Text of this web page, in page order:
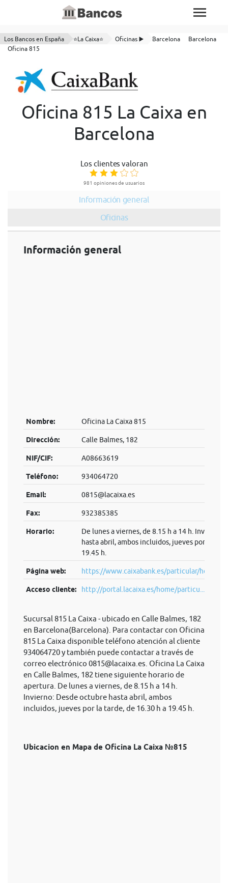
Los Bancos en España ⭐La Caixa⭐ Oficinas ▶️ Barcelona
Barcelona
Oficina 815
Oficina 815 La Caixa en
Barcelona
Los clientes valoran
981 opiniones de usuarios
Información general
Oficinas
Información general
Nombre: Oficina La Caixa 815
Dirección: Calle Balmes, 182
NIF/CIF: A08663619
Teléfono: 934064720
Email: 0815@lacaixa.es
Fax: 932385385
Horario:
De lunes a viernes, de 8.15 h a 14 h. Invierno:
hasta abril, ambos incluidos, jueves por la
19.45 h.
Página web: https://www.caixabank.es/particular/home/
Acceso cliente: http://portal.lacaixa.es/home/particu...
Sucursal 815 La Caixa - ubicado en Calle Balmes, 182
en Barcelona(Barcelona). Para contactar con Oficina
815 La Caixa disponible teléfono atención al cliente
934064720 y también puede contactar a través de
correo electrónico 0815@lacaixa.es . Oficina La Caixa
en Calle Balmes, 182 tiene siguiente horario de
apertura. De lunes a viernes, de 8.15 h a 14 h.
Invierno: Desde octubre hasta abril, ambos
incluidos, jueves por la tarde, de 16.30 h a 19.45 h.
Ubicacion en Mapa de Oficina La Caixa №815